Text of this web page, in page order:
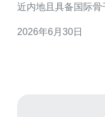
近内地且具备国际
迟、丢包和安全风险等痛点。 首先要明
2026年6月30日